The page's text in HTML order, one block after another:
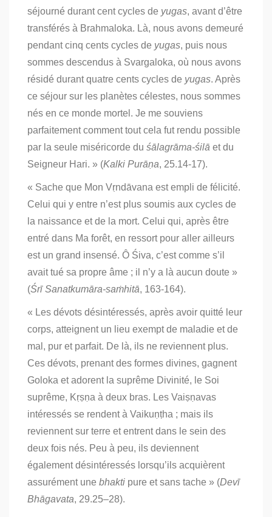
séjourné durant cent cycles de yugas, avant d’être
transférés à Brahmaloka. Là, nous avons demeuré
pendant cinq cents cycles de yugas, puis nous
sommes descendus à Svargaloka, où nous avons
résidé durant quatre cents cycles de yugas. Après
ce séjour sur les planètes célestes, nous sommes
nés en ce monde mortel. Je me souviens
parfaitement comment tout cela fut rendu possible
par la seule miséricorde du śālagrāma-śilā et du
Seigneur Hari. » (Kalki Purāṇa, 25.14-17).
« Sache que Mon Vṛndāvana est empli de félicité.
Celui qui y entre n’est plus soumis aux cycles de
la naissance et de la mort. Celui qui, après être
entré dans Ma forêt, en ressort pour aller ailleurs
est un grand insensé. Ô Śiva, c’est comme s’il
avait tué sa propre âme ; il n’y a là aucun doute »
(Śrī Sanatkumāra-saṁhitā, 163-164).
« Les dévots désintéressés, après avoir quitté leur
corps, atteignent un lieu exempt de maladie et de
mal, pur et parfait. De là, ils ne reviennent plus.
Ces dévots, prenant des formes divines, gagnent
Goloka et adorent la suprême Divinité, le Soi
suprême, Kṛṣṇa à deux bras. Les Vaiṣṇavas
intéressés se rendent à Vaikuṇṭha ; mais ils
reviennent sur terre et entrent dans le sein des
deux fois nés. Peu à peu, ils deviennent
également désintéressés lorsqu’ils acquièrent
assurément une bhakti pure et sans tache » (Devī
Bhāgavata, 29.25–28).